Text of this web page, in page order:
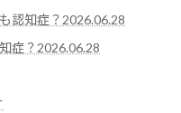
認知症？2026.06.28
症？2026.06.28